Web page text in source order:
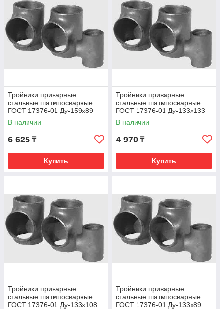
Тройники приварные
стальные шатмпосварные
ГОСТ 17376-01 Ду-159х89
В наличии
6 625 ₸
Купить
Тройники приварные
стальные шатмпосварные
ГОСТ 17376-01 Ду-133х133
В наличии
4 970 ₸
Купить
Тройники приварные
стальные шатмпосварные
ГОСТ 17376-01 Ду-133х108
Тройники приварные
стальные шатмпосварные
ГОСТ 17376-01 Ду-133х89